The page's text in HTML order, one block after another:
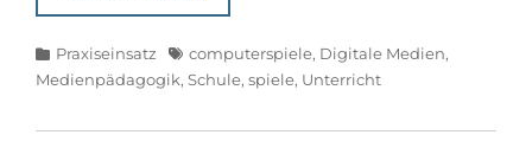
Categories
Praxiseinsatz Tagscomputerspiele, Digitale Medien,
Medienpädagogik, Schule, spiele, Unterricht